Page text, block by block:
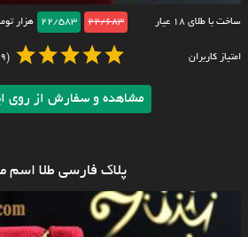
ساخت با طلای ۱۸ عیار 22/683
22/583 هزار
امتیاز کاربران (749)
مشاهده و سفارش از روی
پلاک فارسی طلا اسم